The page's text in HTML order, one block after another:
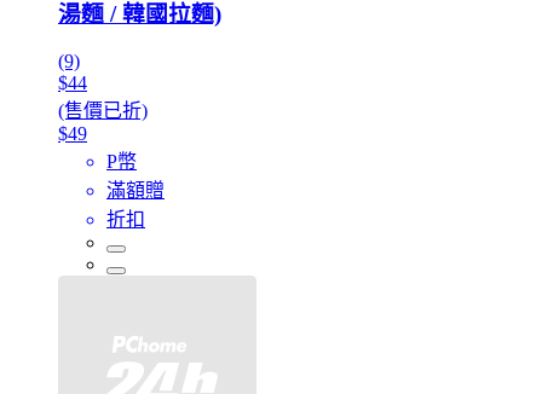
湯麵 / 韓國拉麵)
(9)
$44
(售價已折)
$49
P幣
滿額贈
折扣